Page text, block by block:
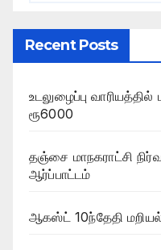
Recent Posts
உடலுழைப்பு
ரூ6000
தஞ்சை மாநகராட்சி
ஆர்ப்பாட்டம்
ஆகஸ்ட் 10ந்தேதி